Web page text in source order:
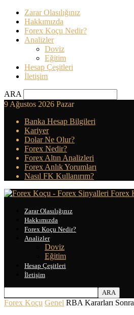
Zarar Olasılığınız
Hakkımızda
Forex Koçu Nedir?
Analizler
Doviz
Eğitim
Hesap Çeşitleri
İletişim
ARA
9 Ağustos 2026 Pazar
Banka Hesap Bilgileri
Kariyer
Dolar Ne Olur?
Forex Nedir?
Forex Altın Analizleri
Forex Anlık Yorumları
Nasıl FK Kullanırım?
Forex
Zarar Olasılığınız
Hakkımızda
Forex Koçu Nedir?
Analizler
Doviz
Eğitim
Hesap Çeşitleri
İletişim
Forex Koçu Genel RBA Kararları